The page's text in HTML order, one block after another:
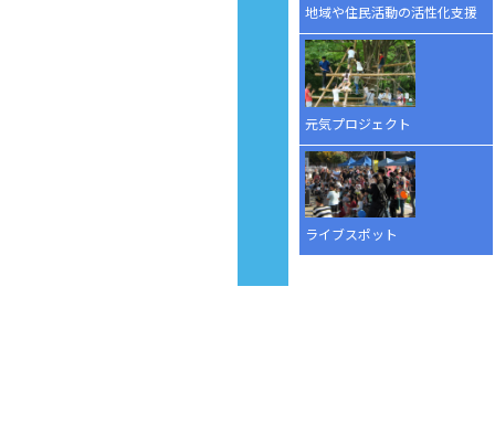
地域や住民活動の活性化支援
元気プロジェクト
ライブスポット